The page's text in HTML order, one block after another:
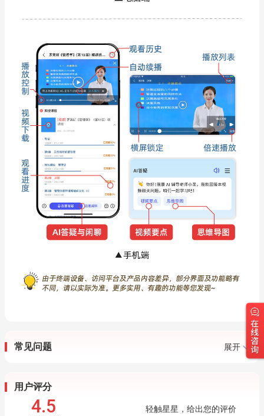
常见问题 展开
用户评分
4.5 轻触星星，给出您的评价